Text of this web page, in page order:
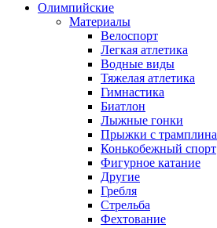
Олимпийские
Материалы
Велоспорт
Легкая атлетика
Водные виды
Тяжелая атлетика
Гимнастика
Биатлон
Лыжные гонки
Прыжки с трамплина
Конькобежный спорт
Фигурное катание
Другие
Гребля
Стрельба
Фехтование